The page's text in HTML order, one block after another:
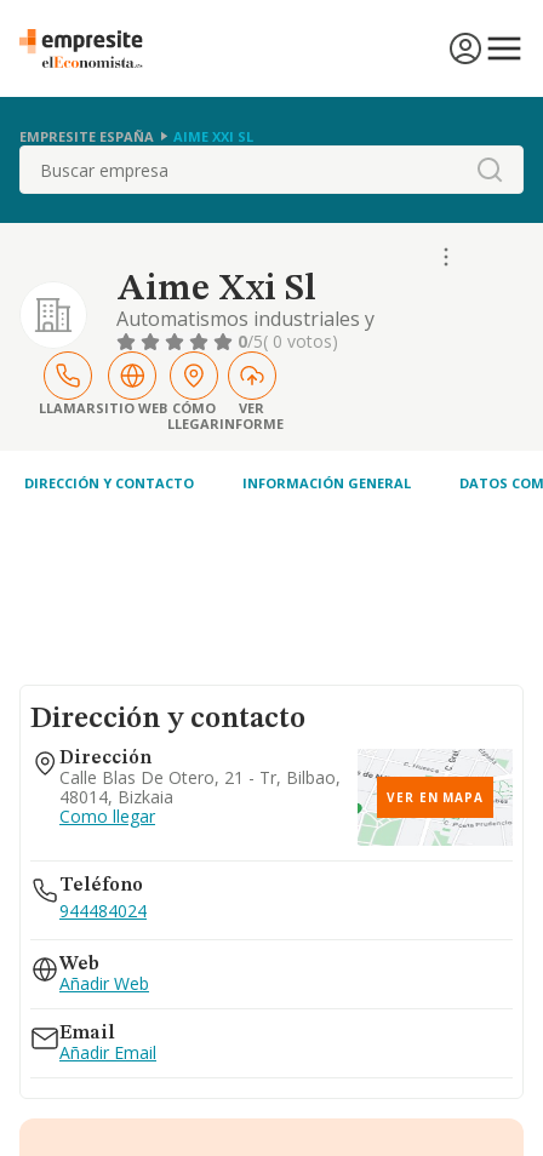
EMPRESITE ESPAÑA AIME XXI SL
Buscar
Aime Xxi Sl
Automatismos industriales y
mantenimientos electricos y la
comercializacion de productos industriales
para los sectores sidero metalurgicos y
electrico
0/5( 0 votos)
LLAMARSITIO WEB CÓMO
LLEGAR
VER
INFORME
DIRECCIÓN Y CONTACTO INFORMACIÓN GENERAL DATOS
Dirección y contacto
Dirección
Calle Blas De Otero, 21 - Tr, Bilbao,
48014, Bizkaia
Como llegar
VER EN MAPA
Teléfono
944484024
Web
Añadir Web
Email
Añadir Email